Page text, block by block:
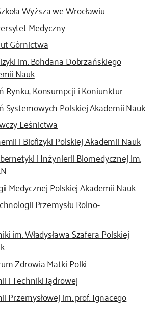
Wyższa we Wrocławiu
Medyczny
Górnictwa
im. Bohdana Dobrzańskiego
Nauk
Rynku, Konsumpcji i Koniunktur
Systemowych Polskiej Akademii Nauk
Leśnictwa
i Biofizyki Polskiej Akademii Nauk
i Inżynierii Biomedycznej im.
Medycznej Polskiej Akademii Nauk
Przemysłu Rolno-
im. Władysława Szafera Polskiej
Zdrowia Matki Polki
i Techniki Jądrowej
Przemysłowej im. prof. Ignacego